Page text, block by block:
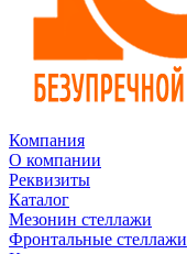
Компания
О компании
Реквизиты
Каталог
Мезонин стеллажи
Фронтальные стеллажи